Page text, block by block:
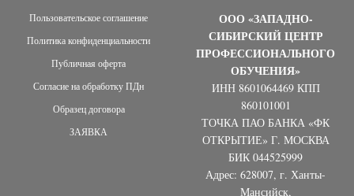
Пользовательское соглашение
Политика конфиденциальности
Публичная оферта
Согласие на обработку ПДн
Образец договора
ЗАЯВКА
ООО «ЗАПАДНО-
СИБИРСКИЙ ЦЕНТР
ПРОФЕССИОНАЛЬНОГО
ОБУЧЕНИЯ»
ИНН 8601064469 КПП
860101001
ТОЧКА ПАО БАНКА «ФК
ОТКРЫТИЕ» Г. МОСКВА
БИК 044525999
Адрес: 628007, г. Ханты-
Мансийск,